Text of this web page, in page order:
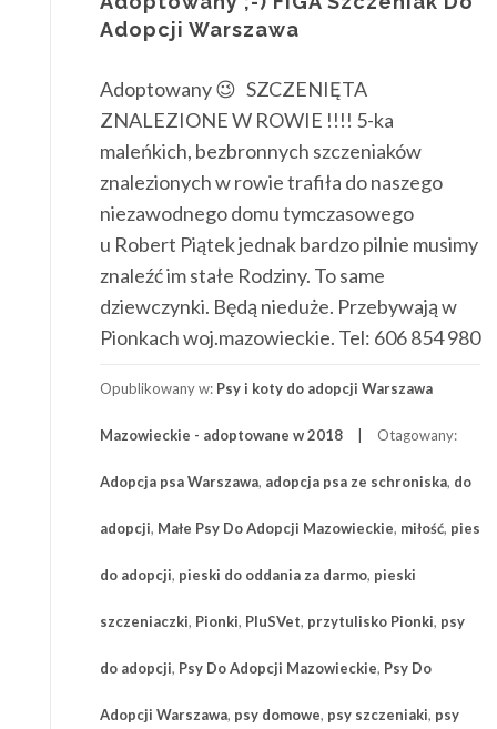
Adopcji Warszawa
Adoptowany 😉 SZCZENIĘTA
ZNALEZIONE W ROWIE !!!! 5-ka
maleńkich, bezbronnych szczeniaków
znalezionych w rowie trafiła do naszego
niezawodnego domu tymczasowego
u Robert Piątek jednak bardzo pilnie musimy
znaleźć im stałe Rodziny. To same
dziewczynki. Będą nieduże. Przebywają w
Pionkach woj.mazowieckie. Tel: 606 854 980
Opublikowany w: Psy i koty do adopcji Warszawa
Mazowieckie - adoptowane w 2018 Otagowany:
Adopcja psa Warszawa, adopcja psa ze schroniska, do
adopcji, Małe Psy Do Adopcji Mazowieckie, miłość, pies
do adopcji, pieski do oddania za darmo, pieski
szczeniaczki, Pionki, PluSVet, przytulisko Pionki, psy
do adopcji, Psy Do Adopcji Mazowieckie, Psy Do
Adopcji Warszawa, psy domowe, psy szczeniaki, psy